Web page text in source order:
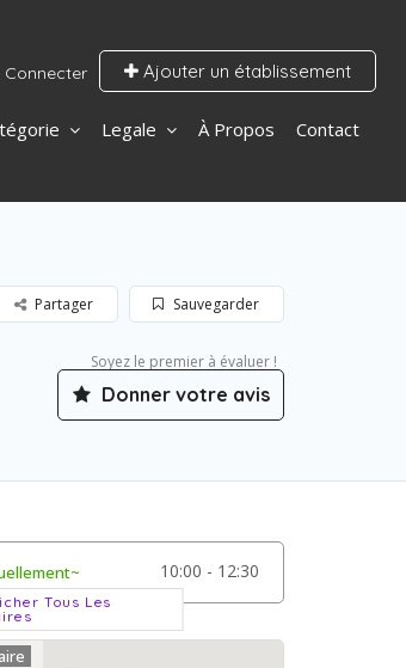
Connecter Ajouter un établissement
Legale À Propos Contact
Sauvegarder
Partager
Soyez le premier à évaluer !
Donner votre avis
10:00 - 12:30
Tous Les